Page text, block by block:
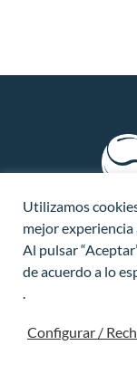
Utilizamos
mejor
Al pulsar
de acuerdo a lo
.
Configurar /